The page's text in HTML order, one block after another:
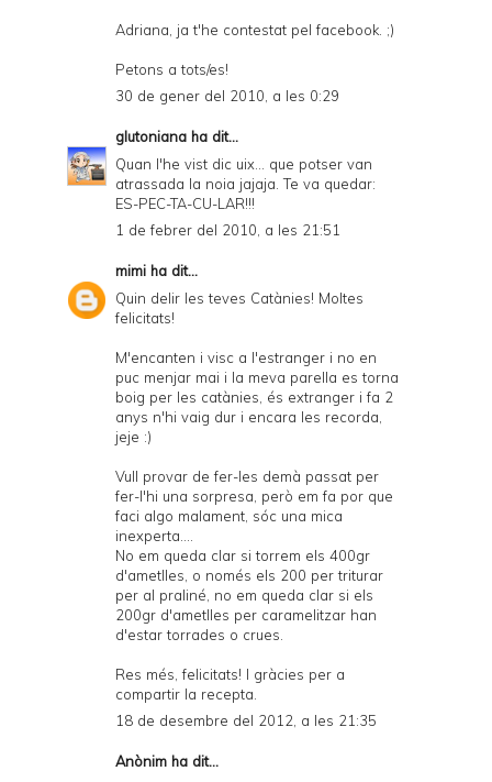
Adriana, ja t'he contestat pel facebook. ;)
Petons a tots/es!
30 de gener del 2010, a les 0:29
glutoniana ha dit...
Quan l'he vist dic uix... que potser van
atrassada la noia jajaja. Te va quedar:
ES-PEC-TA-CU-LAR!!!
1 de febrer del 2010, a les 21:51
mimi ha dit...
Quin delir les teves Catànies! Moltes
felicitats!
M'encanten i visc a l'estranger i no en
puc menjar mai i la meva parella es torna
boig per les catànies, és extranger i fa 2
anys n'hi vaig dur i encara les recorda,
jeje :)
Vull provar de fer-les demà passat per
fer-l'hi una sorpresa, però em fa por que
faci algo malament, sóc una mica
inexperta....
No em queda clar si torrem els 400gr
d'ametlles, o només els 200 per triturar
per al praliné, no em queda clar si els
200gr d'ametlles per caramelitzar han
d'estar torrades o crues.
Res més, felicitats! I gràcies per a
compartir la recepta.
18 de desembre del 2012, a les 21:35
Anònim ha dit...